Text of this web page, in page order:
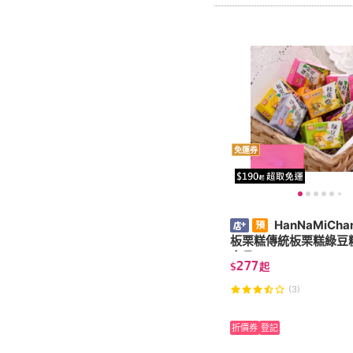
免運券
板栗糕傳統板栗糕綠豆
食品
$277起
(3)
折價券 登記